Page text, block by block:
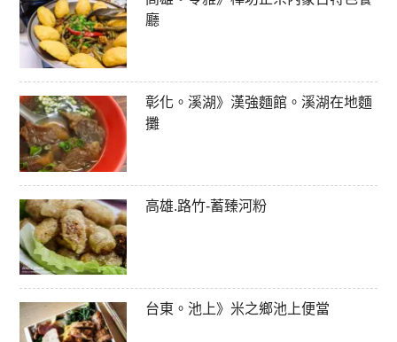
廳
彰化。溪湖》漢強麵館。溪湖在地麵
攤
高雄.路竹-蓄臻河粉
台東。池上》米之鄉池上便當